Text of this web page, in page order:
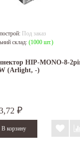
Под заказ
склад: (1000 шт.)
HIP-MONO-8-
(Arlight, -)
₽